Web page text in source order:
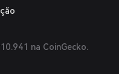
na CoinGecko.